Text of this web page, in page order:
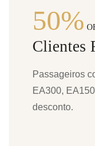
50%
Clientes
Passageiros
EA300,
desconto.